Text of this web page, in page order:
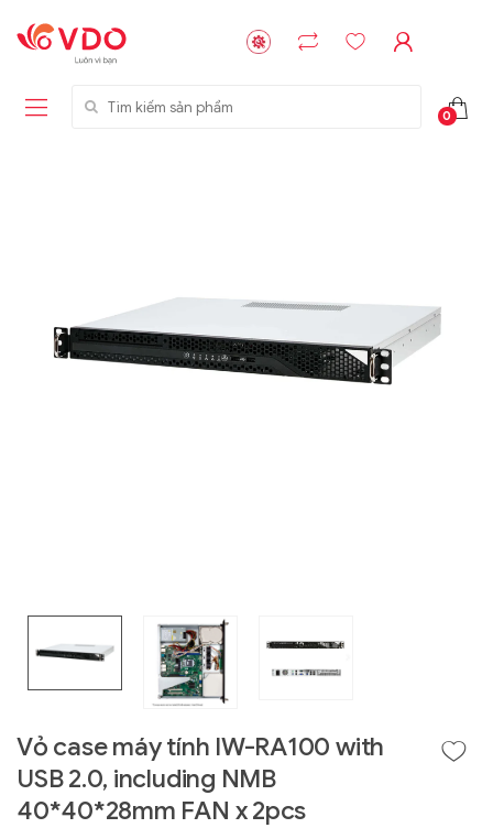
Tìm kiếm sản phẩm
0
Vỏ case máy tính IW-RA100 with
USB 2.0, including NMB
40*40*28mm FAN x 2pcsLiên hệ